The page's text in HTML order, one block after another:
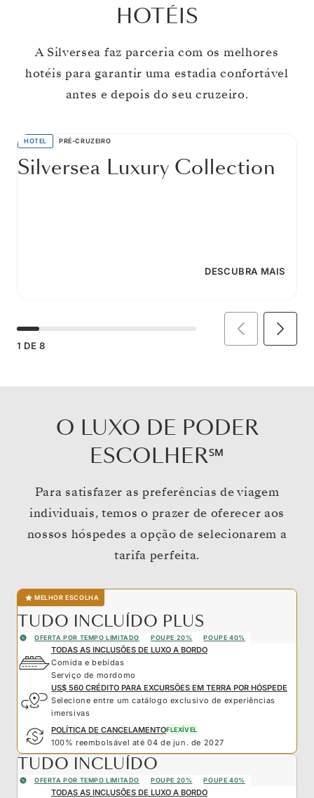
HOTÉIS
A Silversea faz parceria com os melhores
hotéis para garantir uma estadia confortável
antes e depois do seu cruzeiro.
HOTEL PRÉ-CRUZEIRO
Silversea Luxury Collection
DESCUBRA MAIS
1 DE 8
O LUXO DE PODER
ESCOLHER℠
Para satisfazer as preferências de viagem
individuais, temos o prazer de oferecer aos
nossos hóspedes a opção de selecionarem a
tarifa perfeita.
MELHOR ESCOLHA
TUDO INCLUÍDO PLUS
OFERTA POR TEMPO LIMITADO POUPE 20% POUPE 40%
TODAS AS INCLUSÕES DE LUXO A BORDO
Comida e bebidas
Serviço de mordomo
US$ 560 CRÉDITO PARA EXCURSÕES EM TERRA POR HÓSPEDE
Selecione entre um catálogo exclusivo de experiências
imersivas
POLÍTICA DE CANCELAMENTOFLEXÍVEL
100% reembolsável até 04 de jun. de 2027
TUDO INCLUÍDO
OFERTA POR TEMPO LIMITADO POUPE 20% POUPE 40%
TODAS AS INCLUSÕES DE LUXO A BORDO